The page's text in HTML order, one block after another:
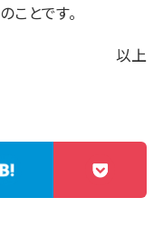
ことです。
以上